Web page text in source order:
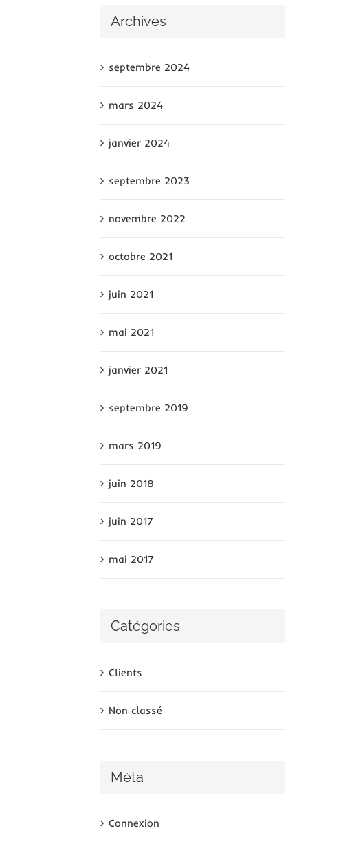
Archives
septembre 2024
mars 2024
janvier 2024
septembre 2023
novembre 2022
octobre 2021
juin 2021
mai 2021
janvier 2021
septembre 2019
mars 2019
juin 2018
juin 2017
mai 2017
Catégories
Clients
Non classé
Méta
Connexion